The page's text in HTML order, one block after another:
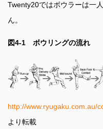
Twenty20ではボウラーは一
ん。
図4-1 ボウリングの流れ
http://www.ryugaku.com.au/
より転載